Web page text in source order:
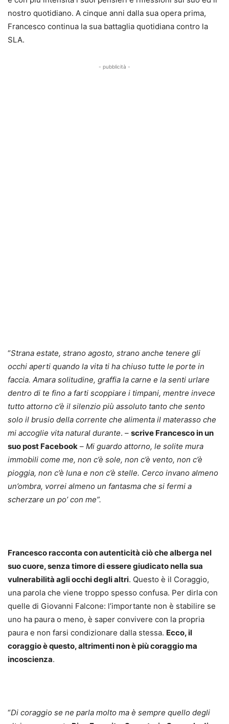
nostro quotidiano. A cinque anni dalla sua opera prima,
Francesco continua la sua battaglia quotidiana contro la
SLA.
- pubblicità -
“Strana estate, strano agosto, strano anche tenere gli
occhi aperti quando la vita ti ha chiuso tutte le porte in
faccia. Amara solitudine, graffia la carne e la senti urlare
dentro di te fino a farti scoppiare i timpani, mentre invece
tutto attorno c’è il silenzio più assoluto tanto che sento
solo il brusio della corrente che alimenta il materasso che
mi accoglie vita natural durante. – scrive Francesco in un
suo post Facebook – Mi guardo attorno, le solite mura
immobili come me, non c’è sole, non c’è vento, non c’è
pioggia, non c’è luna e non c’è stelle. Cerco invano almeno
un’ombra, vorrei almeno un fantasma che si fermi a
scherzare un po’ con me”.
Francesco racconta con autenticità ciò che alberga nel
suo cuore, senza timore di essere giudicato nella sua
vulnerabilità agli occhi degli altri. Questo è il Coraggio,
una parola che viene troppo spesso confusa. Per dirla con
quelle di Giovanni Falcone: l’importante non è stabilire se
uno ha paura o meno, è saper convivere con la propria
paura e non farsi condizionare dalla stessa. Ecco, il
coraggio è questo, altrimenti non è più coraggio ma
incoscienza.
“Di coraggio se ne parla molto ma è sempre quello degli